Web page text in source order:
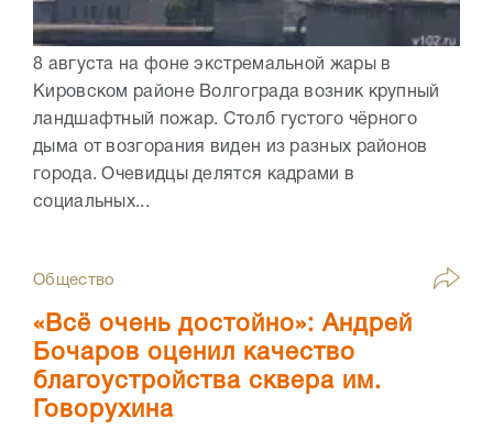
8 августа на фоне экстремальной жары в
Кировском районе Волгограда возник крупный
ландшафтный пожар. Столб густого чёрного
дыма от возгорания виден из разных районов
города. Очевидцы делятся кадрами в
социальных...
Общество
«Всё очень достойно»: Андрей
Бочаров оценил качество
благоустройства сквера им.
Говорухина